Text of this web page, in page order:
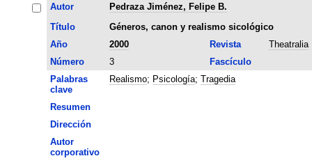
Autor
Pedraza Jiménez, Felipe B.
Título
Géneros, canon y realismo sicológico
Año
2000 Revista
Theatralia
Número
3
Fascículo
Palabras
clave
Realismo; Psicología; Tragedia
Resumen
Dirección
Autor
corporativo